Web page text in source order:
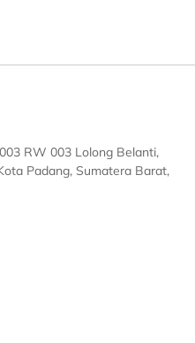
RW 003 Lolong Belanti,
Padang, Sumatera Barat,